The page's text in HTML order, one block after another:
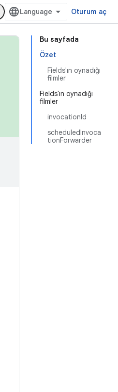
Oturum aç
Bu sayfada
Özet
Fields'ın oynadığı
filmler
Fields'ın oynadığı
filmler
invocationId
scheduledInvoca
tionForwarder